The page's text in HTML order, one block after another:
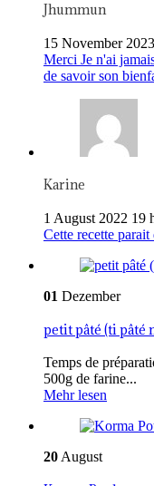
Jhummun
15 November
Merci Je n'ai
de savoir son
Karine
1 August 2022 19
Cette recette parait
01 Dezember
petit pâté (ti pâté
Temps de
500g de farine...
Mehr lesen
20 August